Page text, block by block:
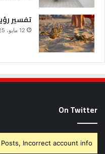
تفسير
12 مايو، 2025
On Twitter
Incorrect account info.